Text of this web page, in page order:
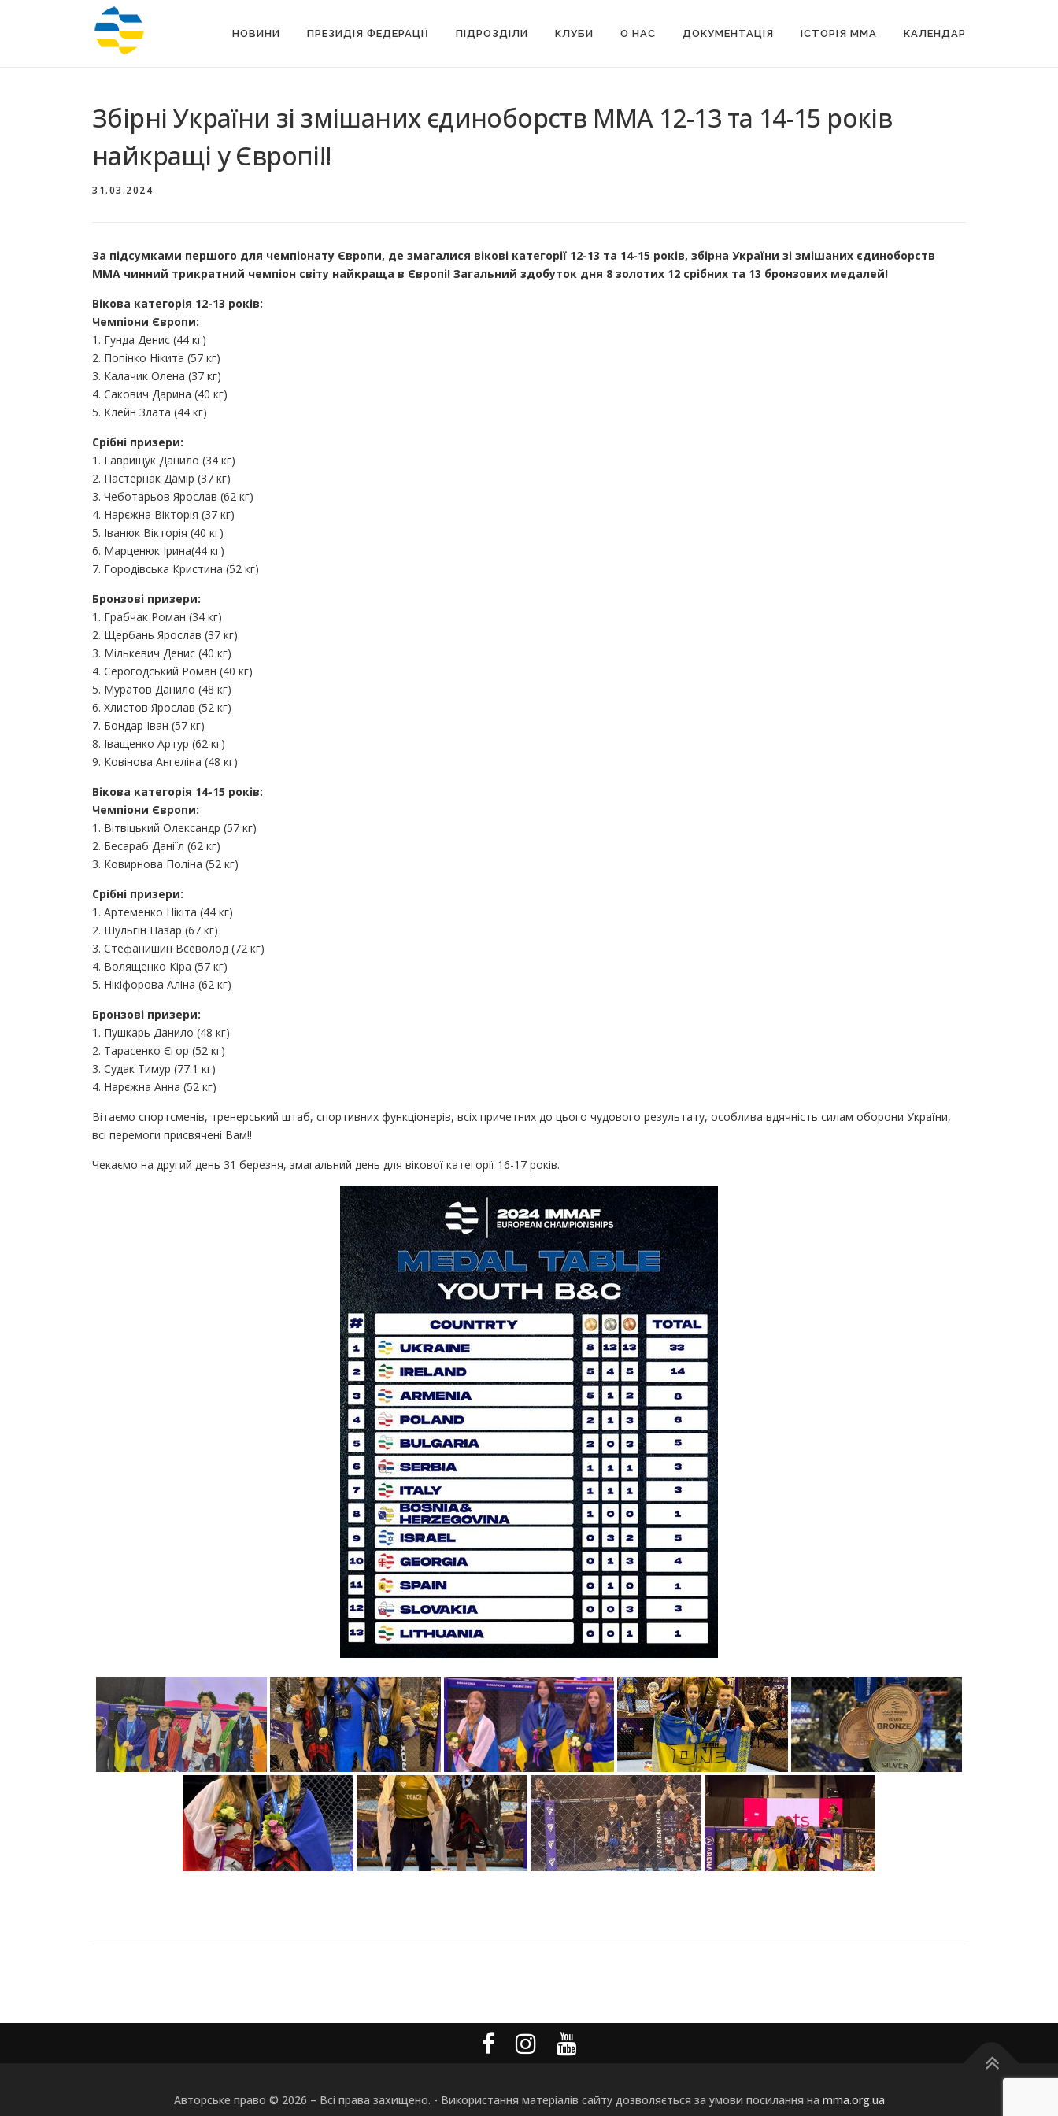
НОВИНИ ПРЕЗИДІЯ ФЕДЕРАЦІЇ ПІДРОЗДІЛИ КЛУБИ О НАС ДОКУМЕНТАЦІЯ ІСТОРІЯ MMA КАЛЕНДАР
Збірні України зі змішаних єдиноборств ММА 12-13 та 14-15 років
найкращі у Європі!!
31.03.2024
За підсумками першого для чемпіонату Європи, де змагалися вікові категорії 12-13 та 14-15 років, збірна України зі змішаних єдиноборств
ММА чинний трикратний чемпіон світу найкраща в Європі! Загальний здобуток дня 8 золотих 12 срібних та 13 бронзових медалей!
Вікова категорія 12-13 років:
Чемпіони Європи:
1. Гунда Денис (44 кг)
2. Попінко Нікита (57 кг)
3. Калачик Олена (37 кг)
4. Сакович Дарина (40 кг)
5. Клейн Злата (44 кг)
Срібні призери:
1. Гаврищук Данило (34 кг)
2. Пастернак Дамір (37 кг)
3. Чеботарьов Ярослав (62 кг)
4. Нарєжна Вікторія (37 кг)
5. Іванюк Вікторія (40 кг)
6. Марценюк Ірина(44 кг)
7. Городівська Кристина (52 кг)
Бронзові призери:
1. Грабчак Роман (34 кг)
2. Щербань Ярослав (37 кг)
3. Мількевич Денис (40 кг)
4. Серогодський Роман (40 кг)
5. Муратов Данило (48 кг)
6. Хлистов Ярослав (52 кг)
7. Бондар Іван (57 кг)
8. Іващенко Артур (62 кг)
9. Ковінова Ангеліна (48 кг)
Вікова категорія 14-15 років:
Чемпіони Європи:
1. Вітвіцький Олександр (57 кг)
2. Бесараб Даніїл (62 кг)
3. Ковирнова Поліна (52 кг)
Срібні призери:
1. Артеменко Нікіта (44 кг)
2. Шульгін Назар (67 кг)
3. Стефанишин Всеволод (72 кг)
4. Волященко Кіра (57 кг)
5. Нікіфорова Аліна (62 кг)
Бронзові призери:
1. Пушкарь Данило (48 кг)
2. Тарасенко Єгор (52 кг)
3. Судак Тимур (77.1 кг)
4. Нарєжна Анна (52 кг)
Вітаємо спортсменів, тренерський штаб, спортивних функціонерів, всіх причетних до цього чудового результату, особлива вдячність силам оборони України,
всі перемоги присвячені Вам!!
Чекаємо на другий день 31 березня, змагальний день для вікової категорії 16-17 років.
Авторське право © 2026 – Всі права захищено. - Використання матеріалів сайту дозволяється за умови посилання на mma.org.ua